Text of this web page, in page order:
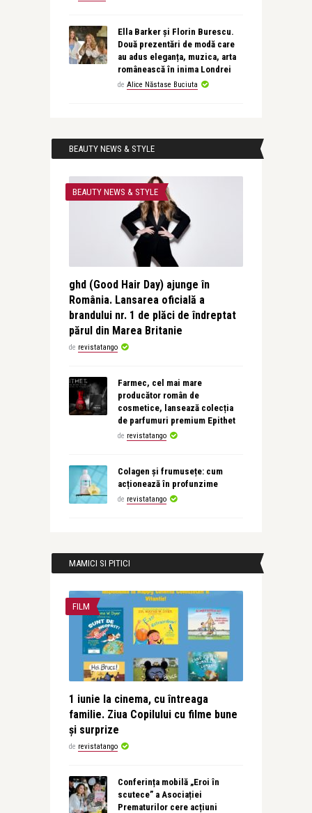
Ella Barker și Florin Burescu.
Două prezentări de modă care
au adus eleganța, muzica, arta
românească în inima Londrei
de Alice Năstase Buciuta
BEAUTY NEWS & STYLE
BEAUTY NEWS & STYLE
ghd (Good Hair Day) ajunge în
România. Lansarea oficială a
brandului nr. 1 de plăci de îndreptat
părul din Marea Britanie
de revistatango
Farmec, cel mai mare
producător român de
cosmetice, lansează colecția
de parfumuri premium Epithet
de revistatango
Colagen și frumusețe: cum
acționează în profunzime
de revistatango
MAMICI SI PITICI
FILM
1 iunie la cinema, cu întreaga
familie. Ziua Copilului cu filme bune
și surprize
de revistatango
Conferința mobilă „Eroi în
scutece” a Asociației
Prematurilor cere acțiuni